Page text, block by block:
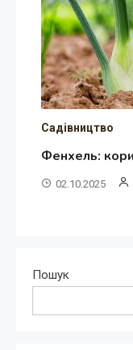
Садівництво
Фенхель:
02.10.2025
Пошук